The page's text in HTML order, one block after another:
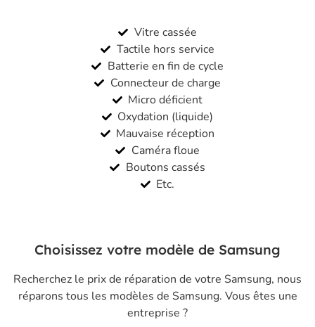
Vitre cassée
Tactile hors service
Batterie en fin de cycle
Connecteur de charge
Micro déficient
Oxydation (liquide)
Mauvaise réception
Caméra floue
Boutons cassés
Etc.
Choisissez votre modèle de Samsung
Recherchez le prix de réparation de votre Samsung, nous
réparons tous les modèles de Samsung. Vous êtes une
entreprise ?